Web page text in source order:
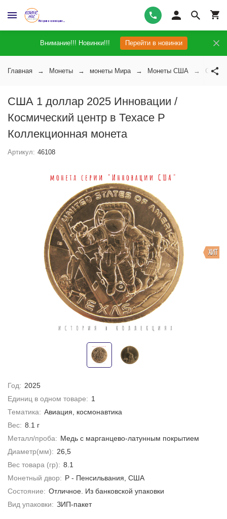
Внимание!!! Новинки!!! Перейти в новинки
Главная Монеты монеты Мира Монеты США США 1
США 1 доллар 2025 Инновации /
Космический центр в Техасе P
Коллекционная монета
Артикул: 46108
ХИТ
Год: 2025
Единиц в одном товаре: 1
Тематика: Авиация, космонавтика
Вес: 8.1 г
Металл/проба: Медь с марганцево-латунным покрытием
Диаметр(мм): 26,5
Вес товара (гр): 8.1
Монетный двор: P - Пенсильвания, США
Состояние: Отличное. Из банковской упаковки
Вид упаковки: ЗИП-пакет